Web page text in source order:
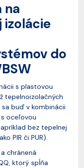
na
do
s plastovou
tepelnoizolačných
buď v kombinácii
oceľovou
bez tepelnej
PIR či PUR).
chránená
ktorý spĺňa